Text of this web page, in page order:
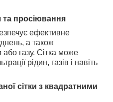
та просіювання
ефективне
а також
або газу. Сітка може
рідин, газів і навіть
сітки з квадратними